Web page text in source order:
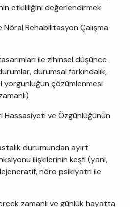
etkililiğini değerlendirmek
Nöral Rehabilitasyon Çalışma
ile zihinsel düşünce
durumsal farkındalık,
yorgunluğun çözümlenmesi
Hassasiyeti ve Özgünlüğünün
durumundan ayırt
ilişkilerinin keşfi (yani,
nöro psikiyatri ile
zamanlı ve günlük hayatta